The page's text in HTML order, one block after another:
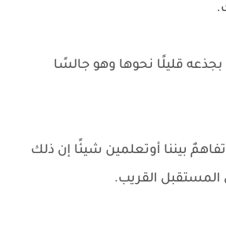
قليلًا نحوها وهو جالسًا
بيننا أوتعلمين شيئًا إن ذلك
المستقبل القريب.